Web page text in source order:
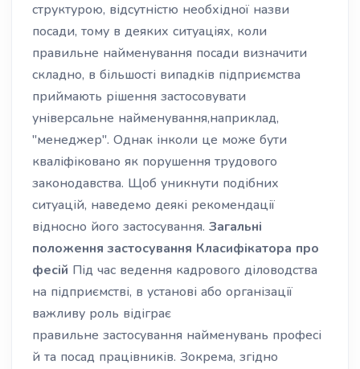
структурою, відсутністю необхідної назви
посади, тому в деяких ситуаціях, коли
правильне найменування посади визначити
складно, в більшості випадків підприємства
приймають рішення застосовувати
універсальне найменування,наприклад,
"менеджер". Однак інколи це може бути
кваліфіковано як порушення трудового
законодавства. Щоб уникнути подібних
ситуацій, наведемо деякі рекомендації
відносно його застосування. Загальні
положення застосування Класифікатора про
фесій Під час ведення кадрового діловодства
на підприємстві, в установі або організації
важливу роль відіграє
правильне застосування найменувань професі
й та посад працівників. Зокрема, згідно